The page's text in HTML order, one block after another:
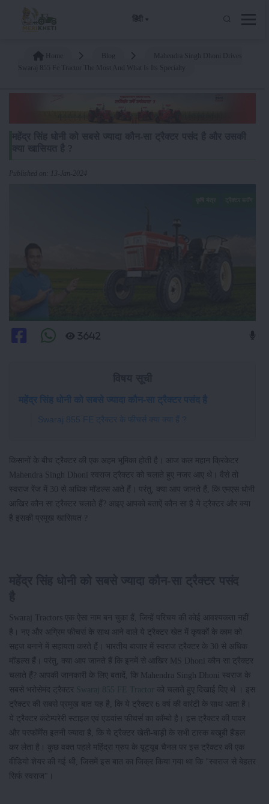
हिंदी
Published on: 13-Jan-2024
3642
महेंद्र सिंह धोनी को सबसे ज्यादा कौन-सा ट्रैक्टर पसंद है
Swaraj 855 FE ट्रैक्टर के फीचर्स क्या क्या हैं ?
किसानों के बीच ट्रैक्टर की एक अहम भूमिका होती है। आज कल महान क्रिकेटर
Mahendra Singh Dhoni स्वराज ट्रैक्टर को चलाते हुए नजर आए थे। वैसे तो
स्वराज रेंज में 30 से अधिक मॉडल्स आते हैं। परंतु, क्या आप जानते हैं, कि एमएस धोनी
आखिर कौन सा ट्रैक्टर चलाते हैं? आइए आपको बताऐं कौन सा है ये ट्रैक्टर और क्या
है इसकी प्रमुख खासियत ?
Swaraj Tractors एक ऐसा नाम बन चुका हैं, जिन्हें परिचय की कोई आवश्यकता नहीं
है। नए और अग्रिम फीचर्स के साथ आने वाले ये ट्रैक्टर खेत में कृषकों के काम को
सहज बनाने में सहायता करते हैं। भारतीय बाजार में स्वराज ट्रैक्टर के 30 से अधिक
मॉडल्स हैं। परंतु, क्या आप जानते हैं कि इनमें से आखिर MS Dhoni कौन सा ट्रैक्टर
चलाते हैं? आपकी जानकारी के लिए बतादें, कि Mahendra Singh Dhoni स्वराज के
सबसे भरोसेमंद ट्रैक्टर Swaraj 855 FE Tractor
को चलाते हुए दिखाई दिए थे । इस
ट्रैक्टर की सबसे प्रमुख बात यह है, कि ये ट्रैक्टर 6 वर्ष की वारंटी के साथ आता है।
ये ट्रैक्टर कंटेम्परेरी स्टाइल एवं एडवांस फीचर्स का कॉम्बो है। इस ट्रैक्टर की पावर
और परफॉर्मेंस इतनी ज्यादा है, कि ये ट्रैक्टर खेती-बाड़ी के सभी टास्क बखूबी हैंडल
कर लेता है। कुछ वक्त पहले महिंद्रा ग्रुप के यूट्यूब चैनल पर इस ट्रैक्टर की एक
वीडियो शेयर की गई थी, जिसमें इस बात का जिक्र किया गया था कि "स्वराज से बेहतर
सिर्फ स्वराज"।